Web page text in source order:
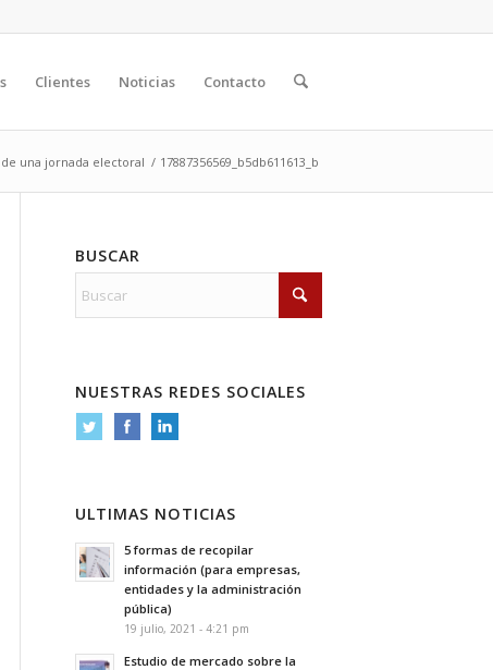
Clientes Noticias Contacto
una jornada electoral / 17887356569_b5db611613_b
BUSCAR
NUESTRAS REDES SOCIALES
ULTIMAS NOTICIAS
5 formas de recopilar
información (para empresas,
entidades y la administración
pública)
19 julio, 2021 - 4:21 pm
Estudio de mercado sobre la